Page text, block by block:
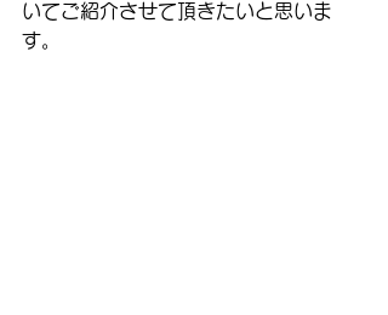
いてご紹介させて頂きたいと思いま
す。